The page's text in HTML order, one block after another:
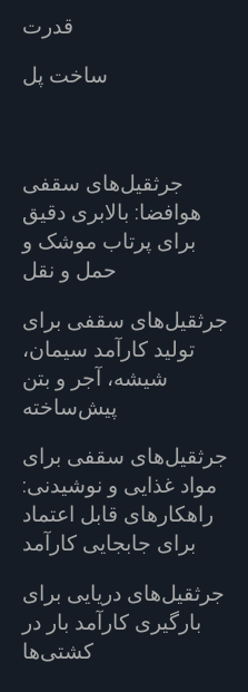
قدرت
ساخت پل
جرثقیل‌های سقفی
هوافضا: بالابری دقیق
برای پرتاب موشک و
حمل و نقل
جرثقیل‌های سقفی برای
تولید کارآمد سیمان،
شیشه، آجر و بتن
پیش‌ساخته
جرثقیل‌های سقفی برای
مواد غذایی و نوشیدنی:
راهکارهای قابل اعتماد
برای جابجایی کارآمد
جرثقیل‌های دریایی برای
بارگیری کارآمد بار در
کشتی‌ها